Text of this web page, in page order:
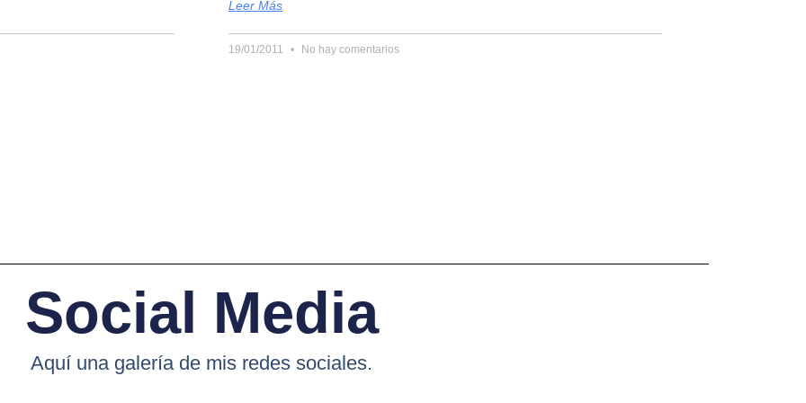
Leer Más
19/01/2011 No hay comentarios
Social Media
Aquí una galería de mis redes sociales.